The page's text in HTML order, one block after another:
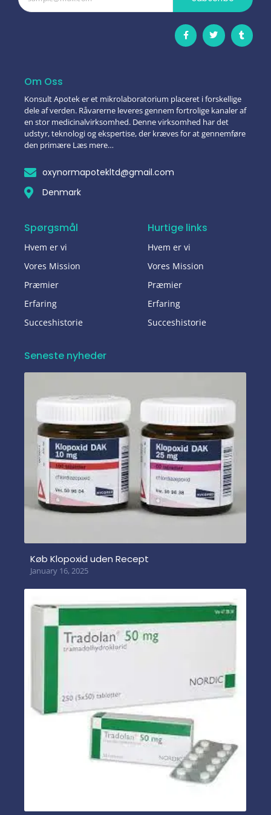
Om Oss
Konsult Apotek er et mikrolaboratorium placeret i forskellige
dele af verden. Råvarerne leveres gennem fortrolige kanaler af
en stor medicinalvirksomhed. Denne virksomhed har det
udstyr, teknologi og ekspertise, der kræves for at gennemføre
den primære Læs mere…
oxynormapotekltd@gmail.com
Denmark
Spørgsmål
Hvem er vi
Vores Mission
Præmier
Erfaring
Succeshistorie
Hurtige links
Hvem er vi
Vores Mission
Præmier
Erfaring
Succeshistorie
Seneste nyheder
Køb Klopoxid uden Recept
January 16, 2025